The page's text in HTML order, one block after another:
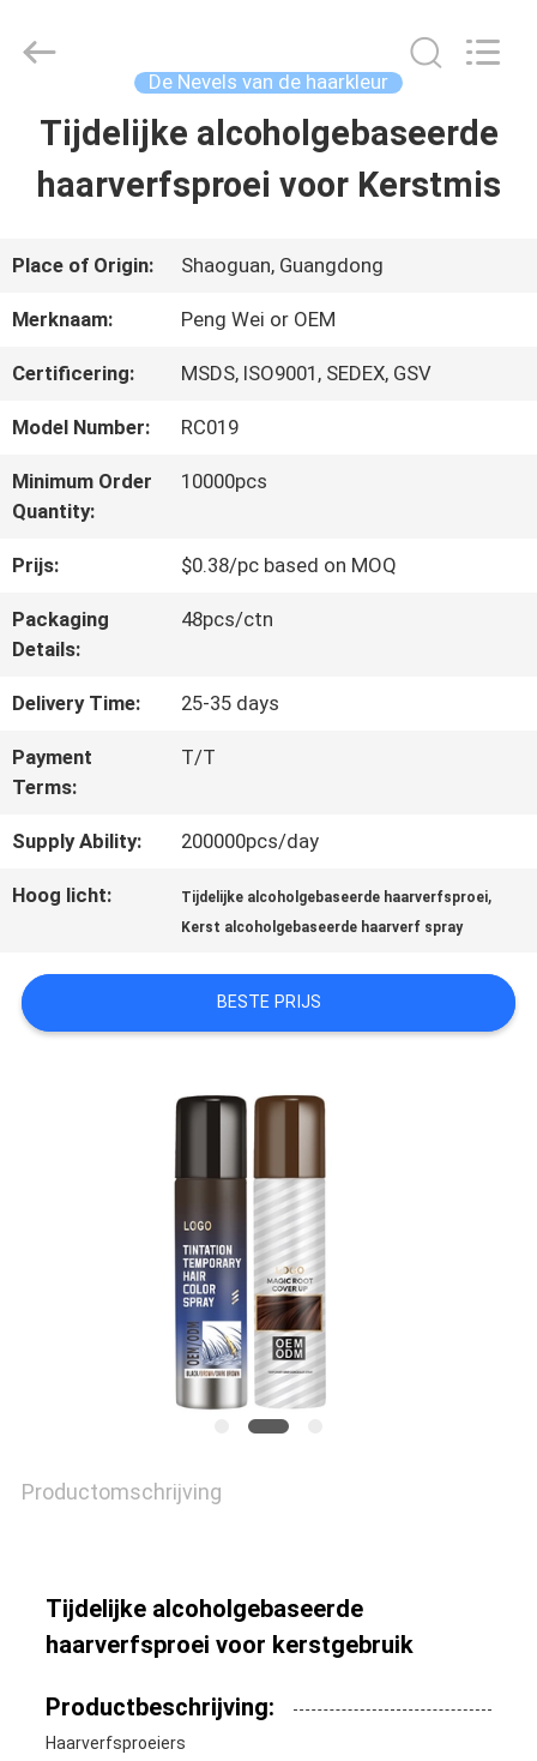
THUIS
VIDEOS
ONS
FABRIEKSREIS
KWALITEITSCONTROLE
CONTACTEER
ONS
NIEUWS
GEVALLEN
PRIVACYBELEID
Peng
Co.,Limited.
Reserved.
De Nevels van de haarkleur
Tijdelijke alcoholgebaseerde
haarverfsproei voor Kerstmis
Place of Origin: Shaoguan, Guangdong
Merknaam: Peng Wei or OEM
Certificering: MSDS, ISO9001, SEDEX, GSV
Model Number: RC019
Minimum Order
Quantity:
10000pcs
Prijs: $0.38/pc based on MOQ
Packaging
Details:
48pcs/ctn
Delivery Time: 25-35 days
Payment
Terms:
T/T
Supply Ability: 200000pcs/day
Hoog licht: Tijdelijke alcoholgebaseerde haarverfsproei,
Kerst alcoholgebaseerde haarverf spray
BESTE PRIJS
Productomschrijving
Tijdelijke alcoholgebaseerde
haarverfsproei voor kerstgebruik
Productbeschrijving:
Haarverfsproeiers